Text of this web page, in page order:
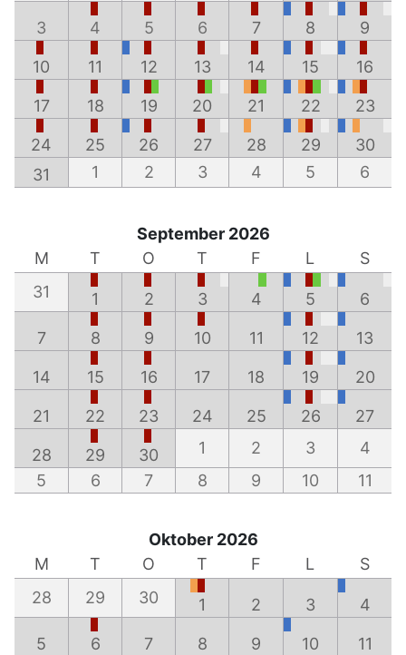
3 4 5 6 7 8 9
10 11 12 13 14 15 16
17 18 19 20 21 22 23
24 25 26 27 28 29
30
31
1 2 3 4 5 6
September 2026
M
T O T F L
S
31
1 2 3 4 5 6
7 8 9 10 11 12 13
14 15 16 17 18 19 20
21 22 23 24 25 26 27
28 29 30 1 2 3
4
5
6 7 8 9 10 11
Oktober 2026
M
T O T F L
S
28
29 30 1 2 3 4
5 6 7 8 9 10
11